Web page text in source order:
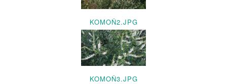
KOMOŇ2.JPG
KOMOŇ3.JPG